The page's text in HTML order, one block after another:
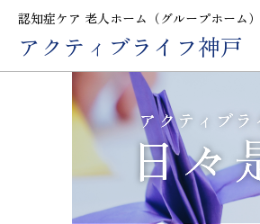
認知症ケア 老人ホーム（グループホーム）
アクティブライフ神戸